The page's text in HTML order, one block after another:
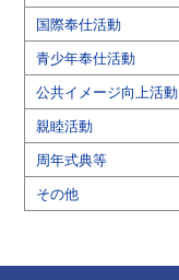
国際奉仕活動
青少年奉仕活動
公共イメージ向上活動
親睦活動
周年式典等
その他